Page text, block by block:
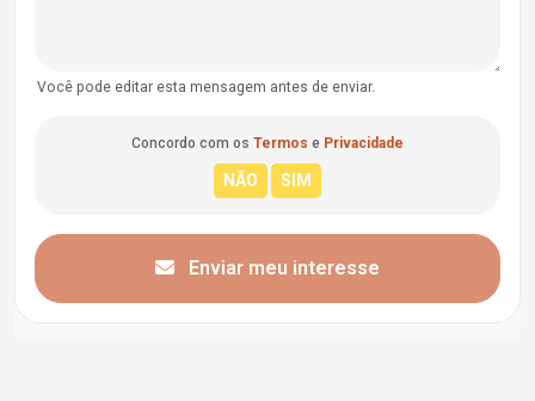
Você pode editar esta mensagem antes de enviar.
Concordo com os Termos e Privacidade
Enviar meu interesse